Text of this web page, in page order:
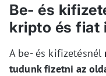
Be- és
kripto és fiat
A be- és kifizetésnél
tudunk fizetni az